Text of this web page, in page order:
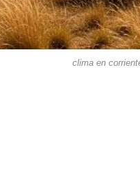
clima en